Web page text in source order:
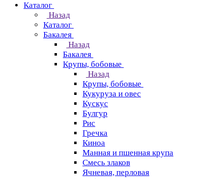
Каталог
Назад
Каталог
Бакалея
Назад
Бакалея
Крупы, бобовые
Назад
Крупы, бобовые
Кукуруза и овес
Кускус
Булгур
Рис
Гречка
Киноа
Манная и пшенная крупа
Смесь злаков
Ячневая, перловая